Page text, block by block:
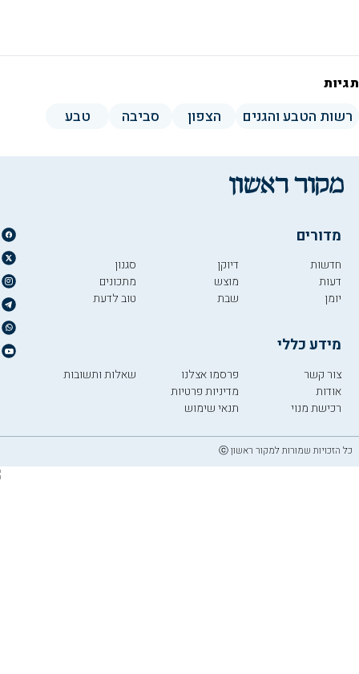
תגיות
רשות הטבע והגנים הצפון סביבה טבע
מדורים
חדשות
דעות
יומן
דיוקן
מוצש
שבת
סגנון
מתכונים
טוב לדעת
מידע כללי
צור קשר
אודות
רכישת מנוי
פרסמו אצלנו
מדיניות פרטיות
תנאי שימוש
שאלות ותשובות
כל הזכויות שמורות למקור ראשון ⓒ